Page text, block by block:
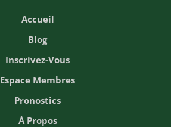
Accueil
Blog
Inscrivez-Vous
Espace Membres
Pronostics
À Propos